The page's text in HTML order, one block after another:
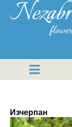
Изчерпан